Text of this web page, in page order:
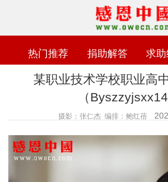
热门推荐 捐助解答 求
某职业技术学校职业高
（
摄影：张仁杰 编排：鲍红蓓